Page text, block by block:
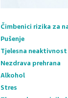
Čimbenici rizika za
Pušenje
Tjelesna
Nezdrava prehrana
Alkohol
Stres